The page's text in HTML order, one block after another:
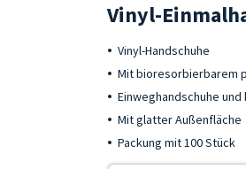
Vinyl-
Vinyl-Handschuhe
Mit bioresorbierbarem
Einweghandschuhe
Mit glatter Außenfläche
Packung mit 100 Stück